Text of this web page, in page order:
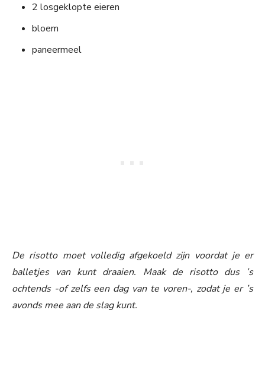
2 losgeklopte eieren
bloem
paneermeel
De risotto moet volledig afgekoeld zijn voordat je er
balletjes van kunt draaien. Maak de risotto dus ’s
ochtends -of zelfs een dag van te voren-, zodat je er ’s
avonds mee aan de slag kunt.